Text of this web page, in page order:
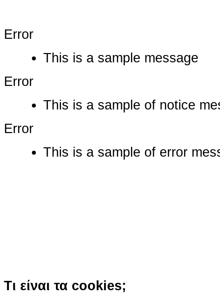
Error
This is a sample message
Error
This is a sample of notice
Error
This is a sample of error
Τι είναι τα cookies;